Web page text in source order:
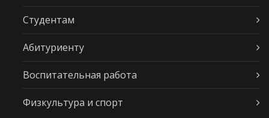
Студентам
Абитуриенту
Воспитательная работа
Физкультура и спорт